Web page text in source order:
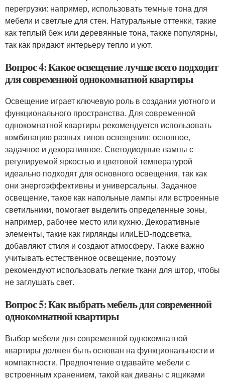
перегрузки: например, использовать темные тона для
мебели и светлые для стен. Натуральные оттенки, такие
как теплый беж или деревянные тона, также популярны,
так как придают интерьеру тепло и уют.
Вопрос 4: Какое освещение лучше всего подходит
для современной однокомнатной квартиры
Освещение играет ключевую роль в создании уютного и
функционального пространства. Для современной
однокомнатной квартиры рекомендуется использовать
комбинацию разных типов освещения: основное,
задачное и декоративное. Светодиодные лампы с
регулируемой яркостью и цветовой температурой
идеально подходят для основного освещения, так как
они энергоэффективны и универсальны. Задачное
освещение, такое как напольные лампы или встроенные
светильники, помогает выделить определенные зоны,
например, рабочее место или кухню. Декоративные
элементы, такие как гирлянды илиLED-подсветка,
добавляют стиля и создают атмосферу. Также важно
учитывать естественное освещение, поэтому
рекомендуют использовать легкие ткани для штор, чтобы
не заглушать свет.
Вопрос 5: Как выбрать мебель для современной
однокомнатной квартиры
Выбор мебели для современной однокомнатной
квартиры должен быть основан на функциональности и
компактности. Предпочтение отдавайте мебели с
встроенным хранением, такой как диваны с ящиками